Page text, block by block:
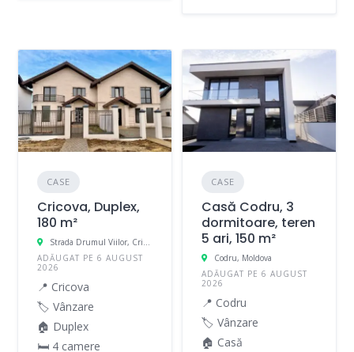
CASE
Cricova, Duplex,
180 m²
Strada Drumul Viilor, Cricova, Moldova
ADĂUGAT PE 6 AUGUST
2026
📍 Cricova
🏷️ Vânzare
🏠 Duplex
🛏 4 camere
CASE
Casă Codru, 3
dormitoare, teren
5 ari, 150 m²
Codru, Moldova
ADĂUGAT PE 6 AUGUST
2026
📍 Codru
🏷️ Vânzare
🏠 Casă